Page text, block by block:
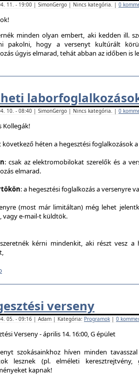
11. - 19:00 | SimonGergo | Nincs kategória. | 0
minden olyan embert, aki kedden ill.
pakolni, hogy a versenyt kultúrált
úgyis elmarad, tehát abban az időben is
10. - 08:40 | SimonGergo | Nincs kategória. | 0
Kollegák!
következő héten a hegesztési foglalkozások
: csak az elektromobilokat szerelők és a
elmarad.
: a hegesztési foglalkozás a versenyre
(most már limitáltan) még lehet
vagy e-mail-t küldtök.
kérni mindenkit, aki részt vesz a
verseny
05. - 09:16 | Adam | Kategória: Programok | 0
Verseny - április 14. 16:00, G épület
szokásainkhoz híven minden
lesznek (pl. elméleti
kapnak!